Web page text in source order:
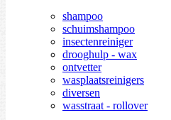
shampoo
schuimshampoo
insectenreiniger
drooghulp - wax
ontvetter
wasplaatsreinigers
diversen
wasstraat - rollover